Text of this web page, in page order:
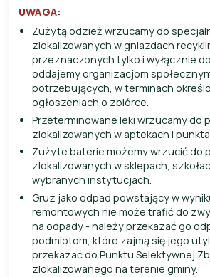
UWAGA:
Zużytą odzież wrzucamy do
zlokalizowanych w gniazdach
przeznaczonych tylko i wyłącznie
oddajemy organizacjom
potrzebujących, w terminach
ogłoszeniach o zbiórce.
Przeterminowane leki wrzucamy do
zlokalizowanych w aptekach i
Zużyte baterie możemy wrzucić do
zlokalizowanych w sklepach,
wybranych instytucjach.
Gruz jako odpad powstający w
remontowych nie może trafić do
na odpady - należy przekazać go
podmiotom, które zajmą się jego
przekazać do Punktu Selektywnej
zlokalizowanego na terenie gminy.